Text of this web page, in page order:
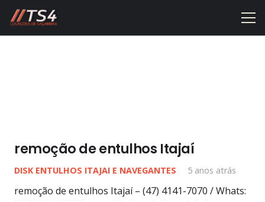
remoção de entulhos Itajaí
DISK ENTULHOS ITAJAI E NAVEGANTES 5 anos atrás
remoção de entulhos Itajaí – (47) 4141-7070 / Whats: